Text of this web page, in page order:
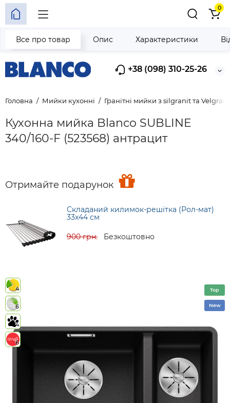
+38 (098) 310-25-26
0
Головна Мийки кухонні Гранітні мийки з silgranit та
Кухонна мийка Blanco SUBLINE
340/160-F (523568) антрацит
Отримайте подарунок
Складаний килимок-решітка (Рол-мат)
33х44 см
900 грн. Безкоштовно
Все про товар Опис Характеристики
4
6
4
6
Top
New